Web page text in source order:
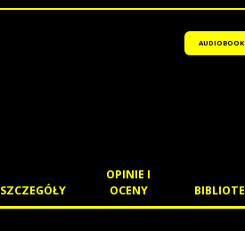
AUDIOBOOK
SZCZEGÓŁY
OPINIE I
OCENY